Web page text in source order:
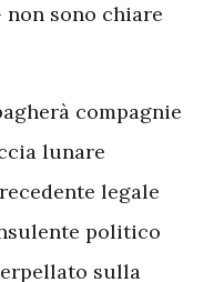
non sono chiare
compagnie
lunare
legale
politico
sulla